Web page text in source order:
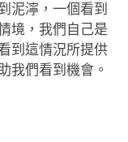
泥濘，一個看到
境，我們自己是
到這情況所提供
我們看到機會。